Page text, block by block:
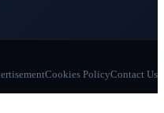
Cookies PolicyContact Us